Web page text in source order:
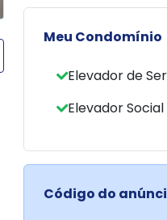
Meu Condomínio
Elevador de
Elevador Social
Código do